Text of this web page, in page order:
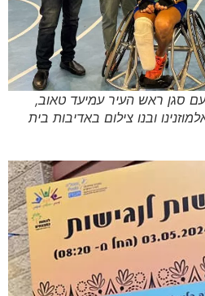
סגן ראש העיר עמיעד טאוב,
ובנו צילום באדיבות בית